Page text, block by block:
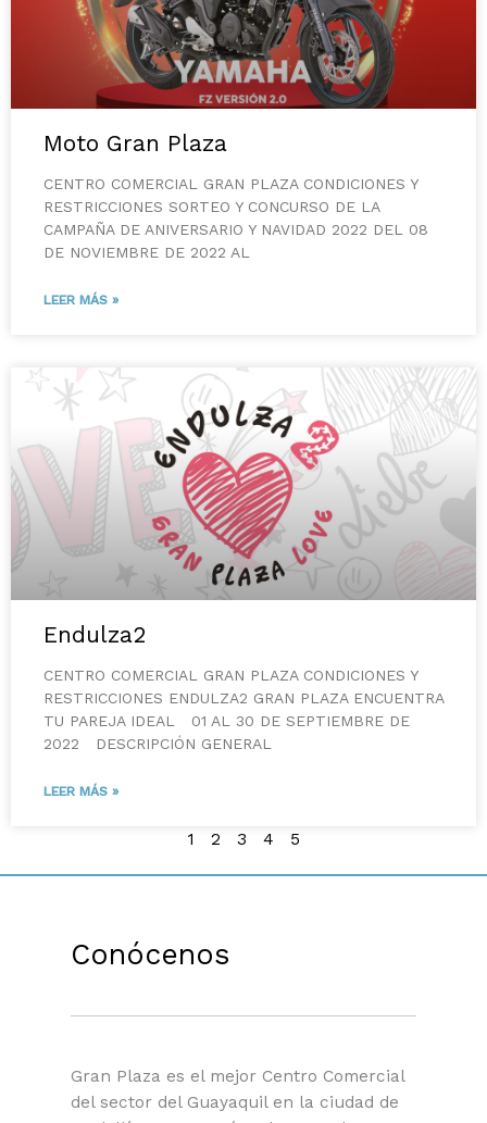
Moto Gran Plaza
CENTRO COMERCIAL GRAN PLAZA CONDICIONES Y
RESTRICCIONES SORTEO Y CONCURSO DE LA
CAMPAÑA DE ANIVERSARIO Y NAVIDAD 2022 DEL 08
DE NOVIEMBRE DE 2022 AL
LEER MÁS »
Endulza2
CENTRO COMERCIAL GRAN PLAZA CONDICIONES Y
RESTRICCIONES ENDULZA2 GRAN PLAZA ENCUENTRA
TU PAREJA IDEAL 01 AL 30 DE SEPTIEMBRE DE
2022 DESCRIPCIÓN GENERAL
LEER MÁS »
1 2 3 4 5
Conócenos
Gran Plaza es el mejor Centro Comercial
del sector del Guayaquil en la ciudad de